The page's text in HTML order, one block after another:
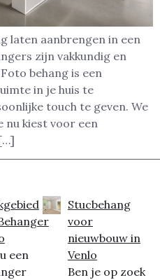
laten aanbrengen in een
zijn vakkundig en
behang is een
in je huis te
touch te geven. We
nu kiest voor een
een
Stucbehang
voor
nieuwbouw in
Venlo
Ben je op zoek